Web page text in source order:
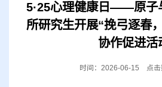
5·25心理健康日——原子
所研究生开展“挽弓逐春
协作促进活
时间：2026-06-15 点击